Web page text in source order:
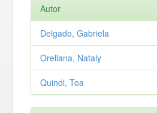
Autor
Delgado, Gabriela
Orellana, Nataly
Quindi, Toa